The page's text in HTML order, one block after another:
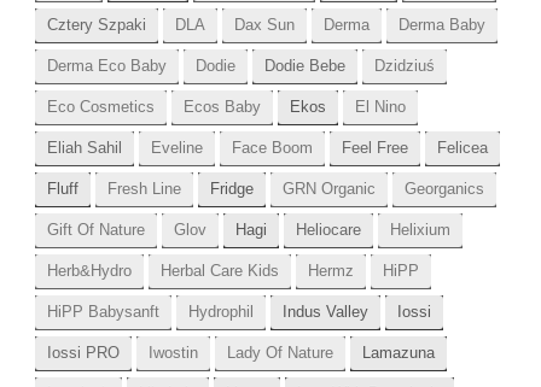
Cztery Szpaki DLA Dax Sun Derma Derma Baby
Derma Eco Baby Dodie Dodie Bebe Dzidziuś
Eco Cosmetics Ecos Baby Ekos El Nino
Eliah Sahil Eveline Face Boom Feel Free Felicea
Fluff Fresh Line Fridge GRN Organic Georganics
Gift Of Nature Glov Hagi Heliocare Helixium
Herb&Hydro Herbal Care Kids Hermz HiPP
HiPP Babysanft Hydrophil Indus Valley Iossi
Iossi PRO Iwostin Lady Of Nature Lamazuna